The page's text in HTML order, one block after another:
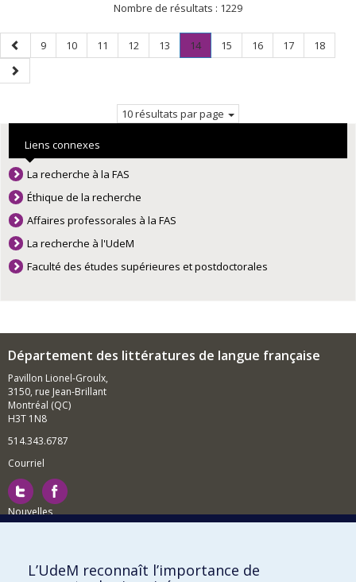
Nombre de résultats : 1229
Page
précédente
Page
9 Page
10 Page
11 Page
12 Page
13 Page
14.
Page
Page
15 Page
16 Page
17 Page
18
Page
suivante
10 résultats par page
Liens connexes
La recherche à la FAS
Éthique de la recherche
Affaires professorales à la FAS
La recherche à l'UdeM
Faculté des études supérieures et postdoctorales
Département des littératures de langue française
Pavillon Lionel-Groulx,
3150, rue Jean-Brillant
Montréal (QC)
H3T 1N8
514.343.6787
Courriel
Nouvelles
Comment soutenir le Département?
L’UdeM reconnaît l’importance de